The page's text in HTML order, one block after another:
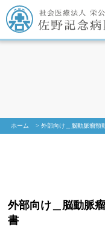
ホーム >外部向け＿脳動脈瘤頸
外部向け＿脳動脈
書